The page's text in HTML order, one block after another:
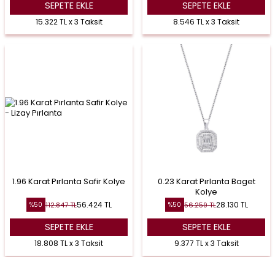
SEPETE EKLE
15.322 TL x 3 Taksit
SEPETE EKLE
8.546 TL x 3 Taksit
1.96 Karat Pırlanta Safir Kolye
%50 112.847TL56.424TL
SEPETE EKLE
18.808 TL x 3 Taksit
0.23 Karat Pırlanta Baget
Kolye
%50 56.259TL28.130 TL
SEPETE EKLE
9.377 TL x 3 Taksit